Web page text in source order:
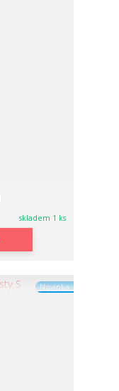
skladem 1 ks
Novinka